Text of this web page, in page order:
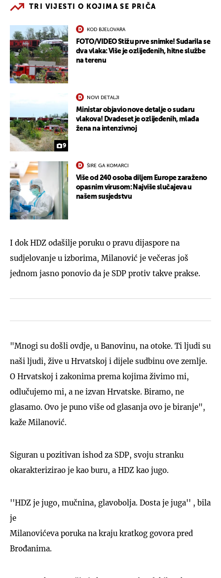
TRI VIJESTI O KOJIMA SE PRIČA
KOD BJELOVARA
FOTO/VIDEO Stižu prve snimke! Sudarila se
dva vlaka: Više je ozlijeđenih, hitne službe
na terenu
9
NOVI DETALJI
Ministar objavio nove detalje o sudaru
vlakova! Dvadeset je ozlijeđenih, mlađa
žena na intenzivnoj
ŠIRE GA KOMARCI
Više od 240 osoba diljem Europe zaraženo
opasnim virusom: Najviše slučajeva u
našem susjedstvu
I dok HDZ odašilje poruku o pravu dijaspore na
sudjelovanje u izborima, Milanović je večeras još
jednom jasno ponovio da je SDP protiv takve prakse.
"Mnogi su došli ovdje, u Banovinu, na otoke. Ti ljudi su
naši ljudi, žive u Hrvatskoj i dijele sudbinu ove zemlje.
O Hrvatskoj i zakonima prema kojima živimo mi,
odlučujemo mi, a ne izvan Hrvatske. Biramo, ne
glasamo. Ovo je puno više od glasanja ovo je biranje",
kaže Milanović.
Siguran u pozitivan ishod za SDP, svoju stranku
okarakterizirao je kao buru, a HDZ kao jugo.
''HDZ je jugo, mučnina, glavobolja. Dosta je juga'' , bila
je
Milanovićeva poruka na kraju kratkog govora pred
Brođanima.